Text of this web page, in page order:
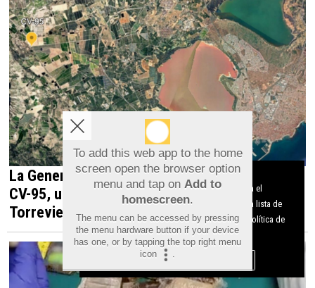
La Generalitat impulsa el desdoblamiento de la
CV-95, una infraestructura estratégica para
Torrevieja y la Vega Baja
To add this web app to the home
screen open the browser option
menu and tap on Add to
homescreen.
The menu can be accessed by pressing
the menu hardware button if your device
has one, or by tapping the top right menu
icon
.
Aviso sobre el Uso de cookies:
Utilizamos cookies nuestras y de terceros para el
funcionamiento del digital. Puedes consultar la lista de
cookies y como desconectarlas. Ver nuestra Política de
Privacidad y Cookies
Aceptar Cookies